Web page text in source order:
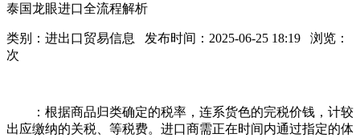
泰国龙眼进口全流程解析
类别：进出口贸易信息 发布时间：2025-06-25 18:19 浏览：
次
：根据商品归类确定的税率，连系货色的完税价钱，计较
出应缴纳的关税、等税费。进口商需正在时间内通过指定的体